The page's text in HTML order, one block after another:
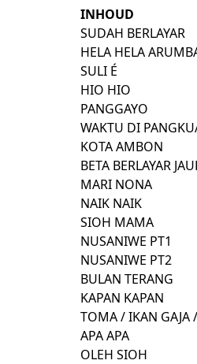
INHOUD
SUDAH BERLAYAR
HELA HELA
SULI É
HIO HIO
PANGGAYO
WAKTU DI
KOTA AMBON
BETA BERLAYAR
MARI NONA
NAIK NAIK
SIOH MAMA
NUSANIWE PT1
NUSANIWE PT2
BULAN TERANG
KAPAN KAPAN
TOMA / IKAN
APA APA
OLEH SIOH